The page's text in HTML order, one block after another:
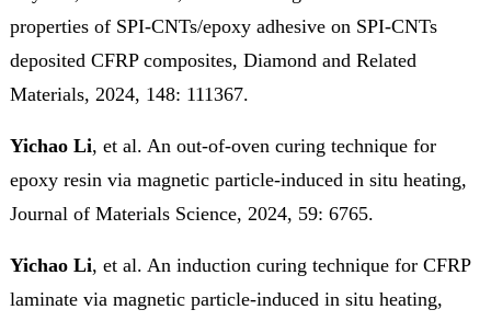
properties of SPI-CNTs/epoxy adhesive on SPI-CNTs
deposited CFRP composites, Diamond and Related
Materials, 2024, 148: 111367.
Yichao Li, et al. An out-of-oven curing technique for
epoxy resin via magnetic particle-induced in situ heating,
Journal of Materials Science, 2024, 59: 6765.
Yichao Li, et al. An induction curing technique for CFRP
laminate via magnetic particle‐induced in situ heating,